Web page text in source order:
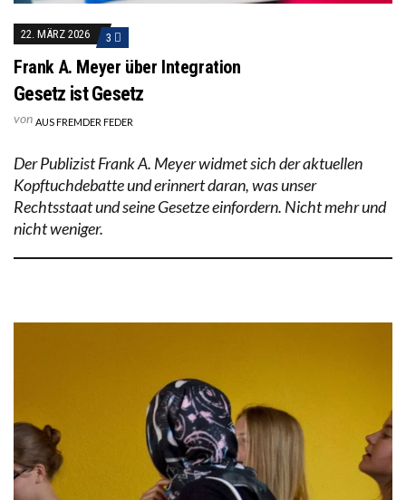
22. MÄRZ 2026 3
Frank A. Meyer über Integration
Gesetz ist Gesetz
von AUS FREMDER FEDER
Der Publizist Frank A. Meyer widmet sich der aktuellen
Kopftuchdebatte und erinnert daran, was unser
Rechtsstaat und seine Gesetze einfordern. Nicht mehr und
nicht weniger.